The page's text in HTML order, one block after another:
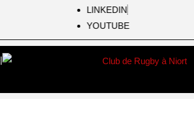
LINKEDIN
YOUTUBE
|